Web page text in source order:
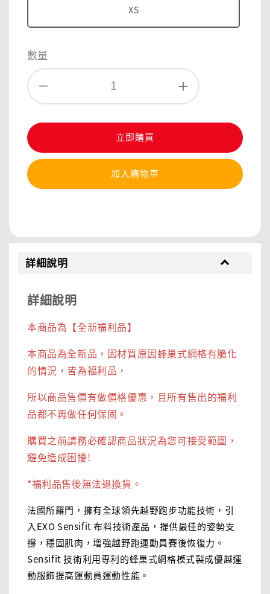
XS
數量
立即購買
加入購物車
詳細說明
詳細說明
本商品為【全新福利品】
本商品為全新品，因材質原因蜂巢式網格有脆化
的情況，皆為福利品，
所以商品售價有做價格優惠，且所有售出的福利
品都不再做任何保固。
購買之前請務必確認商品狀況為您可接受範圍，
避免造成困擾!
*福利品售後無法退換貨。
法國所羅門，擁有全球領先越野跑步功能技術，引
入EXO Sensifit 布料技術產品，提供最佳的姿勢支
撐，穩固肌肉，增強越野跑運動員賽後恢復力。
Sensifit 技術利用專利的蜂巢式網格模式製成優越運
動服飾提高運動員運動性能。